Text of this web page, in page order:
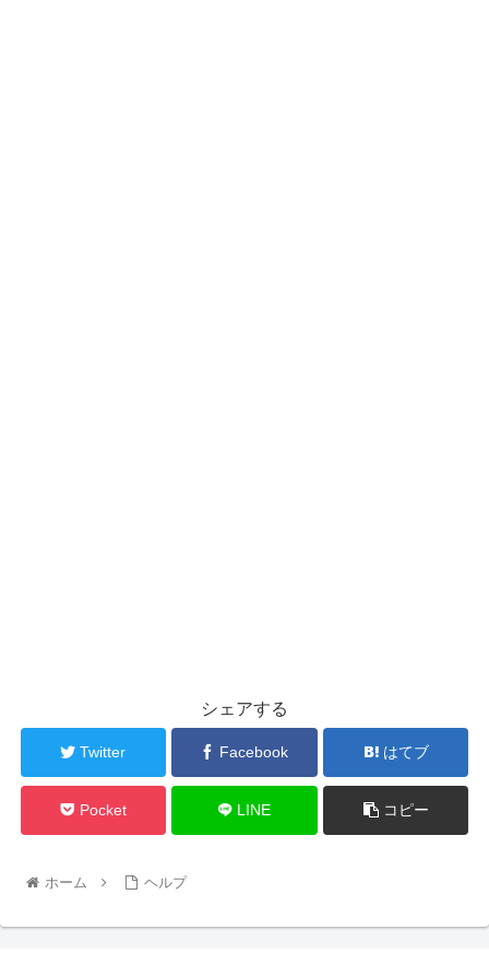
シェアする
Twitter Facebook はてブ
Pocket LINE コピー
ホーム ヘルプ